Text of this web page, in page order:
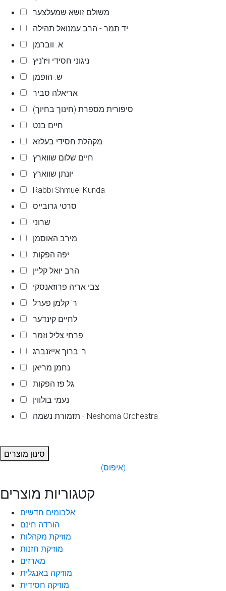
משולם זושא שמעלצער
יד תמר - הרב עמנואל תהילה
א. ווברמן
ניגוני חסידי ויז'ניץ
ש. הופמן
אריאלה סביר
סיפורית מספרת (חינוך בחיוך)
חיים בנט
מקהלת חסידי בעלזא
חיים שלום שווארץ
יונתן שווארץ
Rabbi Shmuel Kunda
סרטי גרובייס
שרוני
מירב האוסמן
יפה הפקות
הרב יואל קליין
צבי אריה פרוזאנסקי
ר' קלמן פערל
לחיים קינדער
פרחי צליל וזמר
ר' ברוך אייזנברג
נחמן מריאן
גל פז הפקות
נעמי בולווין
תזמורת נשמה - Neshoma Orchestra
סינון מוצרים
(איפוס)
קטגוריות מוצרים
אלבומים חדשים
הורדה חינם
מוזיקת מקהלות
מוזיקת חזנות
מארזים
מוזיקה באנגלית
מוזיקה חסידית